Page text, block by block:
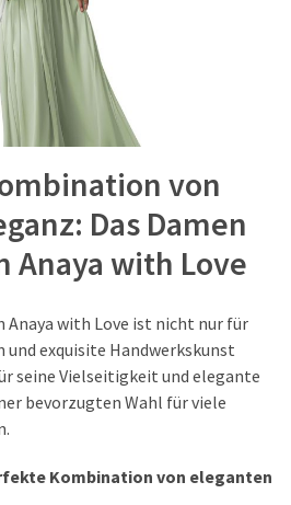
von
Das Damen
Anaya with Love
Anaya with Love ist nicht nur für
exquisite Handwerkskunst
seine Vielseitigkeit und elegante
bevorzugten Wahl für viele
Kombination von eleganten